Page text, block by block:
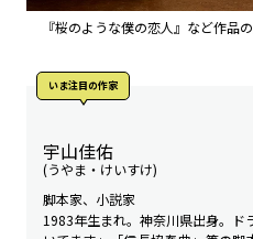
『桜のような僕の恋人』など作品
いま注目の作家
宇山佳佑
(うやま・けいすけ)
脚本家、小説家
1983年生まれ。神奈川県出身。ド